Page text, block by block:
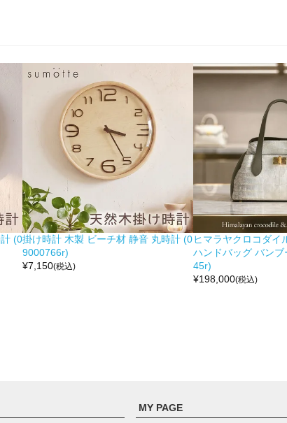
(0掛け時計 木製 ビーチ材 静音 丸時計 (0
9000766r)
¥7,150(税込)
ヒマラヤクロコダイ
ハンドバッグ バン
45r)
¥198,000(税込)
MY PAGE